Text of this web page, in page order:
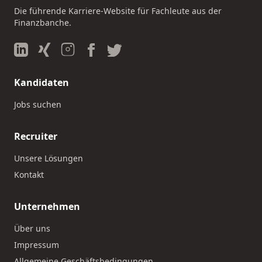
Die führende Karriere-Website für Fachleute aus der
Finanzbanche.
Kandidaten
Jobs suchen
Recruiter
Unsere Lösungen
Kontakt
Unternehmen
Über uns
Impressum